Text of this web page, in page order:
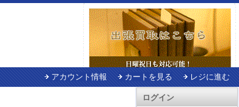
アカウント情報 カートを見る レジに進む
ログイン